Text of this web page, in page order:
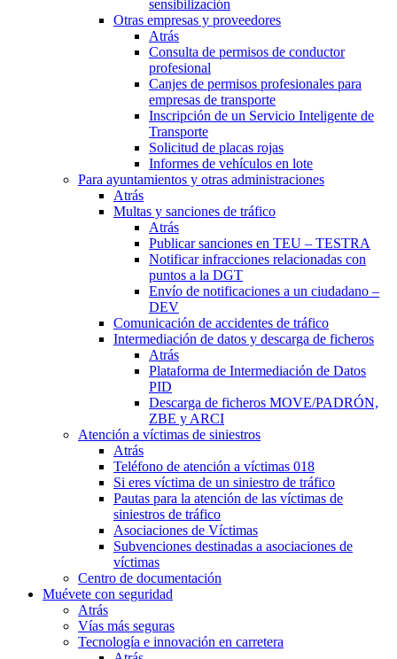
sensibilización
Otras empresas y proveedores
Atrás
Consulta de permisos de conductor
profesional
Canjes de permisos profesionales para
empresas de transporte
Inscripción de un Servicio Inteligente de
Transporte
Solicitud de placas rojas
Informes de vehículos en lote
Para ayuntamientos y otras administraciones
Atrás
Multas y sanciones de tráfico
Atrás
Publicar sanciones en TEU – TESTRA
Notificar infracciones relacionadas con
puntos a la DGT
Envío de notificaciones a un ciudadano –
DEV
Comunicación de accidentes de tráfico
Intermediación de datos y descarga de ficheros
Atrás
Plataforma de Intermediación de Datos
PID
Descarga de ficheros MOVE/PADRÓN,
ZBE y ARCI
Atención a víctimas de siniestros
Atrás
Teléfono de atención a víctimas 018
Si eres víctima de un siniestro de tráfico
Pautas para la atención de las víctimas de
siniestros de tráfico
Asociaciones de Víctimas
Subvenciones destinadas a asociaciones de
víctimas
Centro de documentación
Muévete con seguridad
Atrás
Vías más seguras
Tecnología e innovación en carretera